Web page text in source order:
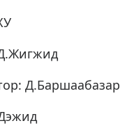
Д.Баршаабазар